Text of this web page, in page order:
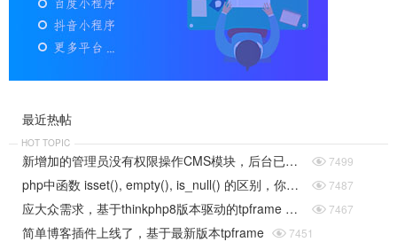
最近热帖
HOT TOPIC
新增加的管理员没有权限操作CMS模块，后台已勾选所有权限。  7499
php中函数 isset(), empty(), is_null() 的区别，你都理解到位了么  7487
应大众需求，基于thinkphp8版本驱动的tpframe 8.x发布了  7467
简单博客插件上线了，基于最新版本tpframe  7451